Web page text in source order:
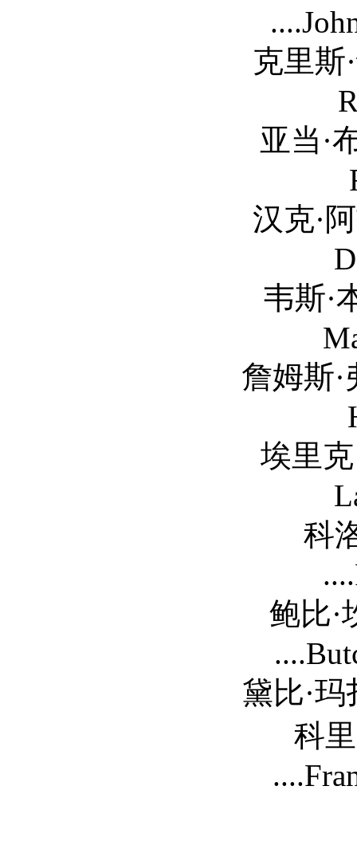
克里斯·诺斯
亚当·布罗迪
汉克·阿扎利亚
韦斯·本特利
詹姆斯·弗兰科
埃里克·罗伯
科洛·塞维
鲍比·坎纳瓦
黛比·玛扎
科里·哈德